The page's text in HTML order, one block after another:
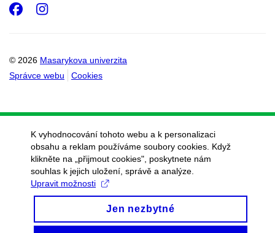
© 2026 Masarykova univerzita
Správce webu
Cookies
Facebook
Instagram
K vyhodnocování tohoto webu a k personalizaci
obsahu a reklam používáme soubory cookies. Když
klikněte na „přijmout cookies", poskytnete nám
souhlas k jejich uložení, správě a analýze.
Upravit možnosti
Jen nezbytné